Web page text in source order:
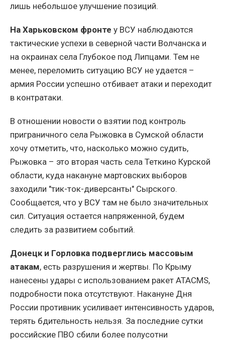
лишь небольшое улучшение позиций.
На Харьковском фронте у ВСУ наблюдаются
тактические успехи в северной части Волчанска и
на окраинах села Глубокое под Липцами. Тем не
менее, переломить ситуацию ВСУ не удается –
армия России успешно отбивает атаки и переходит
в контратаки.
В отношении новости о взятии под контроль
приграничного села Рыжовка в Сумской области
хочу отметить, что, насколько можно судить,
Рыжовка – это вторая часть села Теткино Курской
области, куда накануне мартовских выборов
заходили "тик-ток-диверсанты" Сырского.
Сообщается, что у ВСУ там не было значительных
сил. Ситуация остается напряженной, будем
следить за развитием событий.
Донецк и Горловка подверглись массовым
атакам, есть разрушения и жертвы. По Крыму
нанесены удары с использованием ракет ATACMS,
подробности пока отсутствуют. Накануне Дня
России противник усиливает интенсивность ударов,
терять бдительность нельзя. За последние сутки
российские ПВО сбили более полусотни